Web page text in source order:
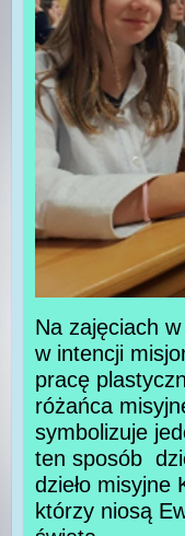
Na zajęciach
w intencji
pracę
różańca
symbolizuje
ten sposób
dzieło misyjne
którzy niosą